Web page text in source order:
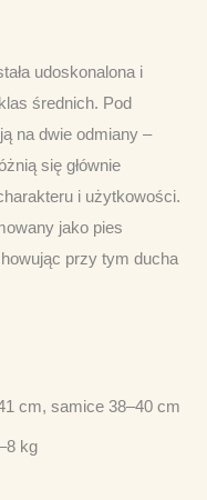
udoskonalona i
średnich. Pod
na dwie odmiany –
się głównie
i użytkowości.
jako pies
przy tym ducha
cm, samice 38–40 cm
kg